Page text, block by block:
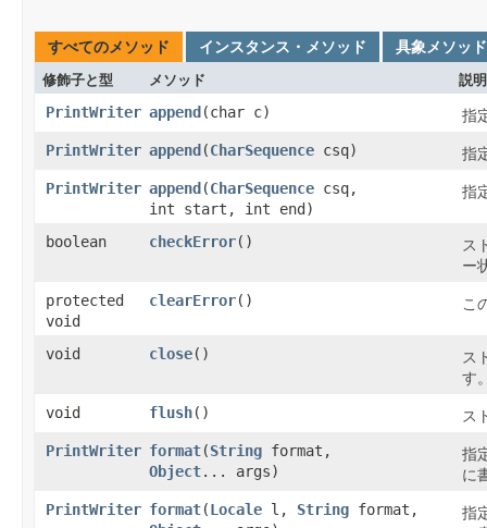
すべてのメソッド インスタンス・メソッド 具象メソッド
修飾子と型 メソッド 説明
PrintWriter append​(char c)
指
PrintWriter append​(CharSequence csq)
指
PrintWriter append​(CharSequence csq,
int start, int end)
指
boolean checkError()
ス
ー
protected
void
clearError() こ
void close()
ス
す
void
flush()
ス
PrintWriter format​(String format,
Object... args)
指
に
PrintWriter format​(Locale l, String format,
指